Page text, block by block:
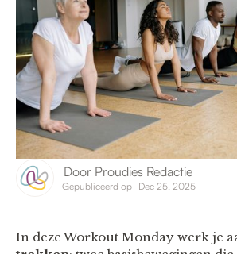
Door Proudies Redactie
Gepubliceerd op Dec 25, 2025
In deze Workout Monday werk je